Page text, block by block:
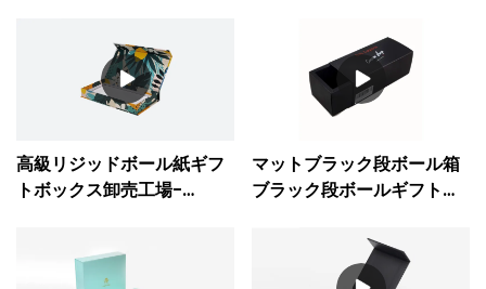
Caicheng印刷
高級リジッドボール紙ギフ
トボックス卸売工場-
マットブラック段ボール箱
ブラック段ボールギフトボ
CaichengPrinting